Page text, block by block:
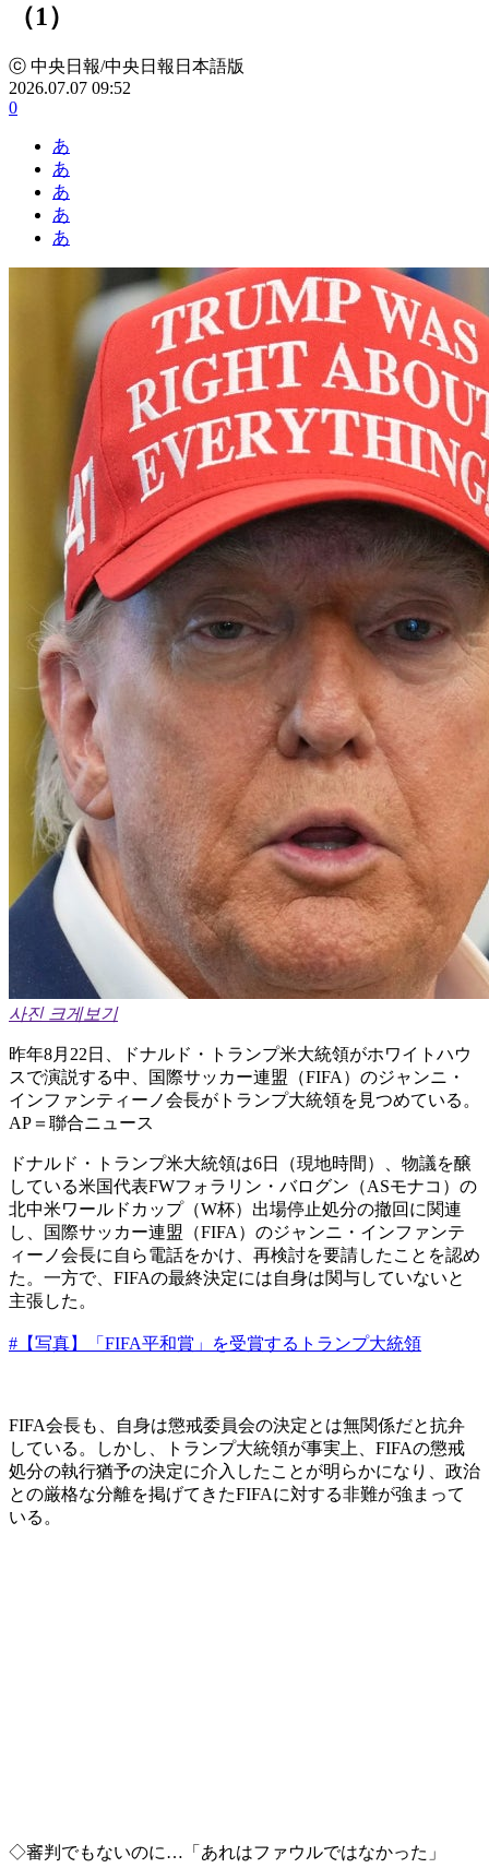
（1）
ⓒ 中央日報/中央日報日本語版
2026.07.07 09:52
0
あ
あ
あ
あ
あ
사진 크게보기
昨年8月22日、ドナルド・トランプ米大統領がホワイトハウ
スで演説する中、国際サッカー連盟（FIFA）のジャンニ・
インファンティーノ会長がトランプ大統領を見つめている。
AP＝聯合ニュース
ドナルド・トランプ米大統領は6日（現地時間）、物議を醸
している米国代表FWフォラリン・バログン（ASモナコ）の
北中米ワールドカップ（W杯）出場停止処分の撤回に関連
し、国際サッカー連盟（FIFA）のジャンニ・インファンテ
ィーノ会長に自ら電話をかけ、再検討を要請したことを認め
た。一方で、FIFAの最終決定には自身は関与していないと
主張した。
#【写真】「FIFA平和賞」を受賞するトランプ大統領
FIFA会長も、自身は懲戒委員会の決定とは無関係だと抗弁
している。しかし、トランプ大統領が事実上、FIFAの懲戒
処分の執行猶予の決定に介入したことが明らかになり、政治
との厳格な分離を掲げてきたFIFAに対する非難が強まって
いる。
◇審判でもないのに…「あれはファウルではなかった」